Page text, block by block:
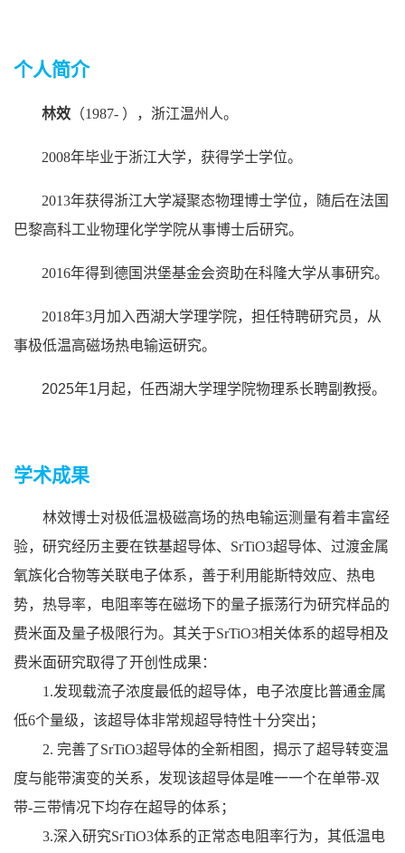
个人简介
林效（1987- ），浙江温州人。
2008年毕业于浙江大学，获得学士学位。
2013年获得浙江大学凝聚态物理博士学位，随后在法国
巴黎高科工业物理化学学院从事博士后研究。
2016年得到德国洪堡基金会资助在科隆大学从事研究。
2018年3月加入西湖大学理学院，担任特聘研究员，从
事极低温高磁场热电输运研究。
2025年1月起，任西湖大学理学院物理系长聘副教授。
学术成果
林效博士对极低温极磁高场的热电输运测量有着丰富经
验，研究经历主要在铁基超导体、SrTiO3超导体、过渡金属
氧族化合物等关联电子体系，善于利用能斯特效应、热电
势，热导率，电阻率等在磁场下的量子振荡行为研究样品的
费米面及量子极限行为。其关于SrTiO3相关体系的超导相及
费米面研究取得了开创性成果：
1.发现载流子浓度最低的超导体，电子浓度比普通金属
低6个量级，该超导体非常规超导特性十分突出；
2. 完善了SrTiO3超导体的全新相图，揭示了超导转变温
度与能带演变的关系，发现该超导体是唯一一个在单带-双
带-三带情况下均存在超导的体系；
3.深入研究SrTiO3体系的正常态电阻率行为，其低温电